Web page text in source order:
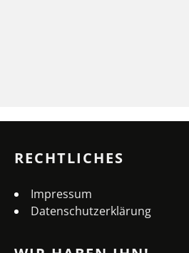
RECHTLICHES
Impressum
Datenschutzerklärung